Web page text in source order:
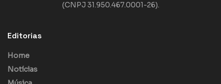
(CNPJ 31.950.467.0001-26).
Editorias
Home
Notícias